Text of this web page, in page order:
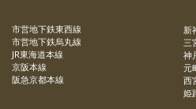
市営地下鉄東西線
市営地下鉄烏丸線
JR東海道本線
京阪本線
阪急京都本線
新
三
神
元
西
姫